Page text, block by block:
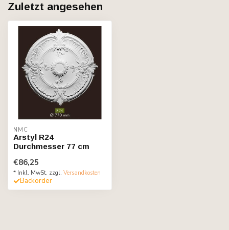
Zuletzt angesehen
NMC
Arstyl R24
Durchmesser 77 cm
€86,25
* Inkl. MwSt. zzgl. Versandkosten
Backorder